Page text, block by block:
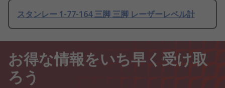
スタンレー 1-77-164 三脚 三脚 レーザーレベル計
お得な情報をいち早く受け取
ろう